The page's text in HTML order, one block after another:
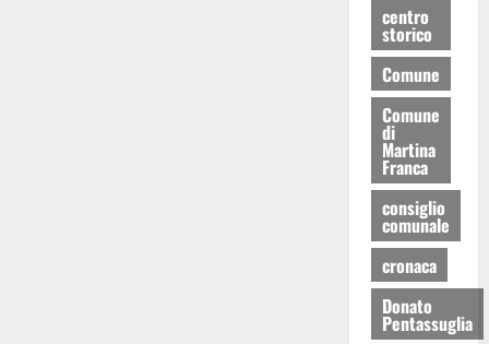
centro
storico
Comune
Comune
di
Martina
Franca
consiglio
comunale
cronaca
Donato
Pentassuglia